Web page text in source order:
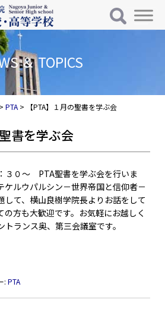
ョン
＆ TOPICS
>PTA > 【PTA】１月の聖書を学ぶ会
書を学ぶ会
３０～ PTA聖書を学ぶ会を行いま
ケルウパルシン－世界帝国と信仰者－
して、横山良樹学院長よりお話をして
の方も大歓迎です。お気軽にお越しく
ランス奥、第三会議室です。
:PTA